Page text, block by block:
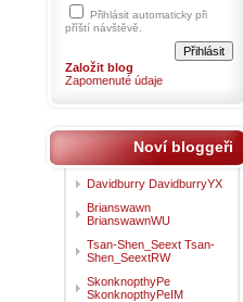
Přihlásit automaticky při
příští návštěvě.
Založit blog
Zapomenuté údaje
Noví bloggeři
Davidburry DavidburryYX
Brianswawn
BrianswawnWU
Tsan-Shen_Seext Tsan-
Shen_SeextRW
SkonknopthyPe
SkonknopthyPeIM